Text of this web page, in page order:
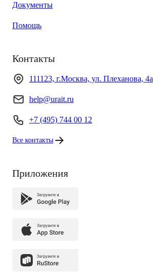
Документы
Помощь
Контакты
111123, г.Москва, ул. Плеханова, 4а
help@urait.ru
+7 (495) 744 00 12
Все контакты
Приложения